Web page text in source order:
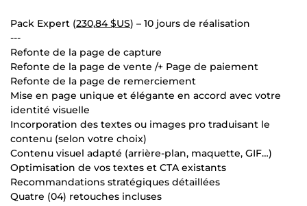
Pack Expert (230,84 $US) – 10 jours de réalisation
---
Refonte de la page de capture
Refonte de la page de vente /+ Page de paiement
Refonte de la page de remerciement
Mise en page unique et élégante en accord avec votre
identité visuelle
Incorporation des textes ou images pro traduisant le
contenu (selon votre choix)
Contenu visuel adapté (arrière-plan, maquette, GIF…)
Optimisation de vos textes et CTA existants
Recommandations stratégiques détaillées
Quatre (04) retouches incluses